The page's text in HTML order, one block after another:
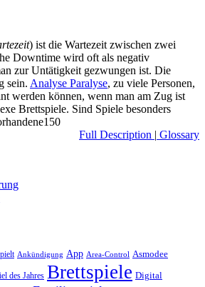
) ist die Wartezeit zwischen zwei
Downtime wird oft als negativ
zur Untätigkeit gezwungen ist. Die
sein. Analyse Paralyse, zu viele Personen,
werden können, wenn man am Zug ist
Brettspiele. Sind Spiele besonders
Full Description | Glossary
Ankündigung App Area-Control Asmodee
des Jahres Brettspiele Digital